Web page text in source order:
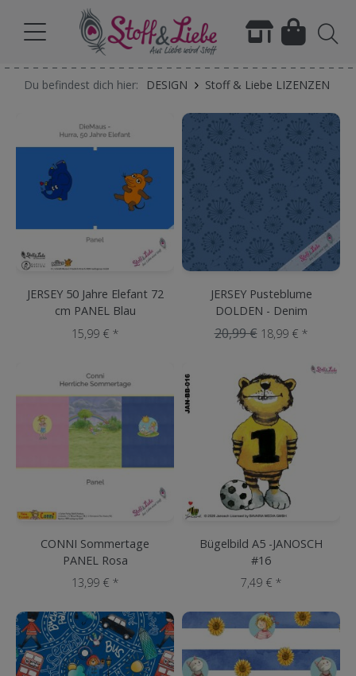
Du befindest dich hier: DESIGN Stoff & Liebe LIZENZEN
JERSEY 50 Jahre Elefant 72
cm PANEL Blau
15,99 € *
JERSEY Pusteblume
DOLDEN - Denim
20,99 € 18,99 € *
CONNI Sommertage
PANEL Rosa
13,99 € *
Bügelbild A5 -JANOSCH
#16
7,49 € *